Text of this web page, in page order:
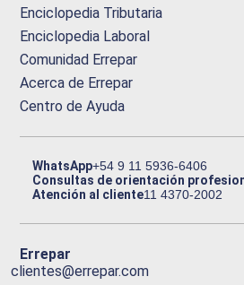
Enciclopedia Tributaria
Enciclopedia Laboral
Comunidad Errepar
Acerca de Errepar
Centro de Ayuda
WhatsApp+54 9 11 5936-6406
Consultas de orientación
Atención al cliente11 4370-2002
Errepar
clientes@errepar.com